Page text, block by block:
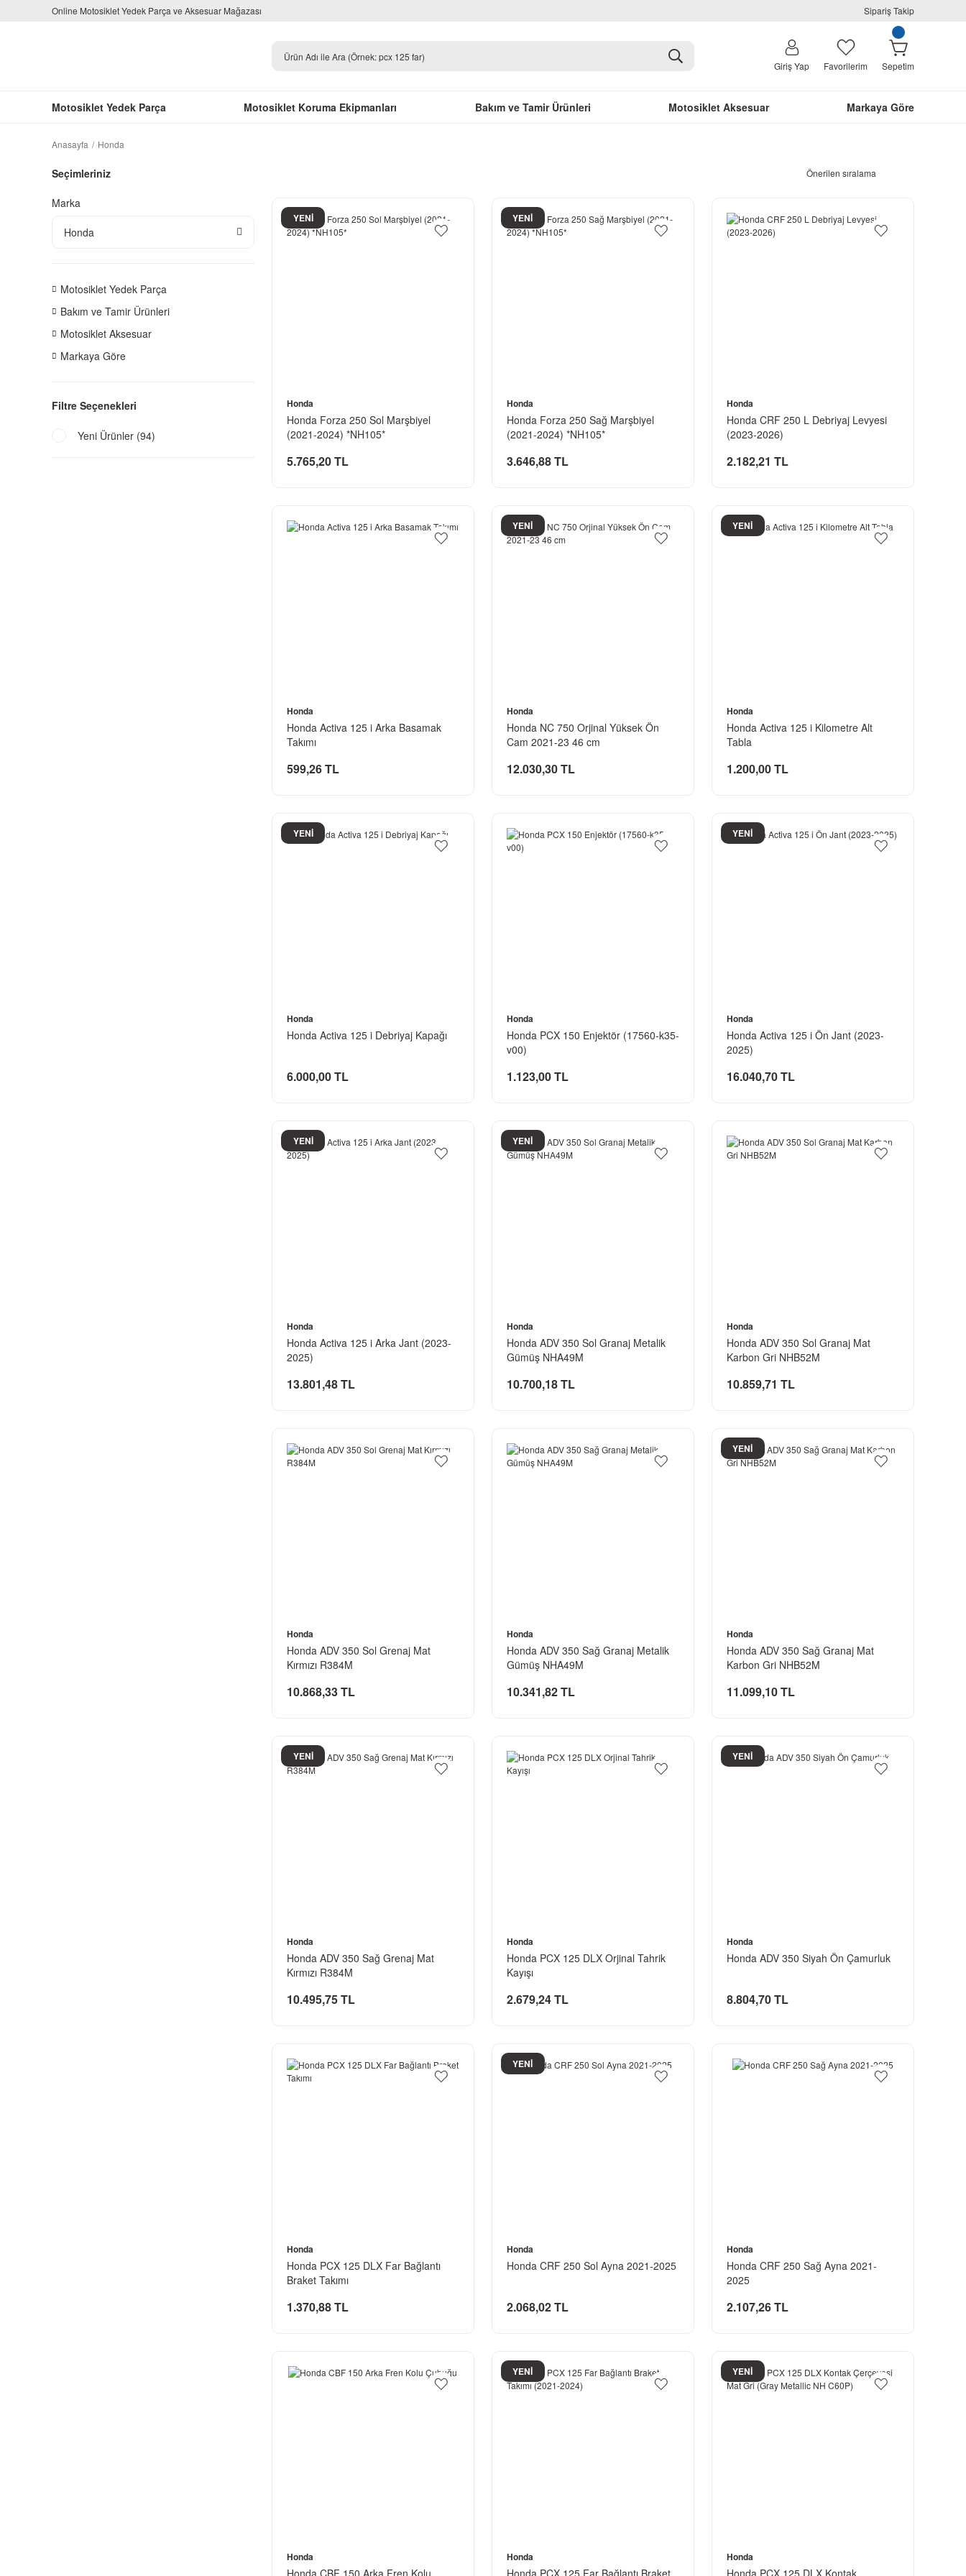
Online Motosiklet Yedek Parça ve Aksesuar Mağazası Sipariş Takip
Giriş Yap Favorilerim Sepetim
Motosiklet Yedek Parça Motosiklet Koruma Ekipmanları Bakım ve Tamir Ürünleri Motosiklet Aksesuar Markaya Göre
Anasayfa Honda
Seçimleriniz
Marka
Honda
Motosiklet Yedek Parça
Bakım ve Tamir Ürünleri
Motosiklet Aksesuar
Markaya Göre
Filtre Seçenekleri
Yeni Ürünler (94)
YENİ
Honda
Honda Forza 250 Sol Marşbiyel
(2021-2024) *NH105*
5.765,20 TL
YENİ
Honda
Honda Forza 250 Sağ Marşbiyel
(2021-2024) *NH105*
3.646,88 TL
Honda
Honda CRF 250 L Debriyaj Levyesi
(2023-2026)
2.182,21 TL
Honda
Honda Activa 125 i Arka Basamak
Takımı
599,26 TL
YENİ
Honda
Honda NC 750 Orjinal Yüksek Ön
Cam 2021-23 46 cm
12.030,30 TL
YENİ
Honda
Honda Activa 125 i Kilometre Alt
Tabla
1.200,00 TL
YENİ
Honda
Honda Activa 125 i Debriyaj Kapağı
6.000,00 TL
Honda
Honda PCX 150 Enjektör (17560-k35-
v00)
1.123,00 TL
YENİ
Honda
Honda Activa 125 i Ön Jant (2023-
2025)
16.040,70 TL
YENİ
Honda
Honda Activa 125 i Arka Jant (2023-
2025)
13.801,48 TL
YENİ
Honda
Honda ADV 350 Sol Granaj Metalik
Gümüş NHA49M
10.700,18 TL
Honda
Honda ADV 350 Sol Granaj Mat
Karbon Gri NHB52M
10.859,71 TL
Honda
Honda ADV 350 Sol Grenaj Mat
Kırmızı R384M
10.868,33 TL
Honda
Honda ADV 350 Sağ Granaj Metalik
Gümüş NHA49M
10.341,82 TL
YENİ
Honda
Honda ADV 350 Sağ Granaj Mat
Karbon Gri NHB52M
11.099,10 TL
YENİ
Honda
Honda ADV 350 Sağ Grenaj Mat
Kırmızı R384M
10.495,75 TL
Honda
Honda PCX 125 DLX Orjinal Tahrik
Kayışı
2.679,24 TL
YENİ
Honda
Honda ADV 350 Siyah Ön Çamurluk
8.804,70 TL
Honda
Honda PCX 125 DLX Far Bağlantı
Braket Takımı
1.370,88 TL
YENİ
Honda
Honda CRF 250 Sol Ayna 2021-2025
2.068,02 TL
Honda
Honda CRF 250 Sağ Ayna 2021-
2025
2.107,26 TL
Honda
Honda CBF 150 Arka Fren Kolu
YENİ
Honda
Honda PCX 125 Far Bağlantı Braket
YENİ
Honda
Honda PCX 125 DLX Kontak